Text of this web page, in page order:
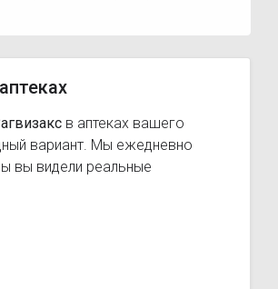
в аптеках вашего
вариант. Мы ежедневно
вы видели реальные